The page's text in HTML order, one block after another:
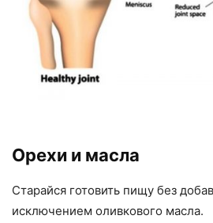
Орехи и масла
Старайся готовить пищу без
исключением оливкового масла.